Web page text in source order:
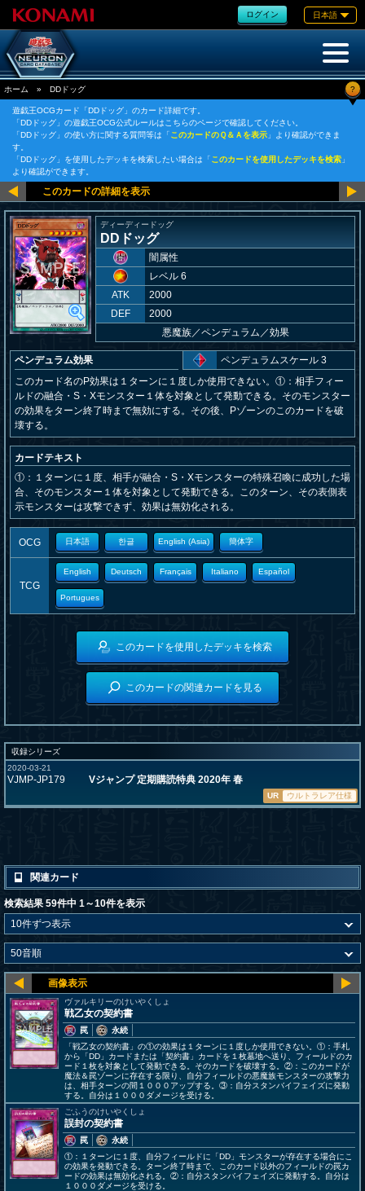
ログイン 日本語
ホーム » DDドッグ ?
遊戯王OCGカード「DDドッグ」のカード詳細です。
「DDドッグ」の遊戯王OCG公式ルールはこちらのページで確認してください。
「DDドッグ」の使い方に関する質問等は「このカードのＱ＆Ａを表示 」より確認ができま
す。
「DDドッグ」を使用したデッキを検索したい場合は「このカードを使用したデッキを検索 」
より確認ができます。
ディーディードッグ
DDドッグ
闇属性
レベル 6
ATK
2000
DEF
2000
悪魔族／ペンデュラム／効果
ペンデュラム効果
ペンデュラムスケール 3
このカード名のP効果は１ターンに１度しか使用できない。①：相手フィー
ルドの融合・S・Xモンスター１体を対象として発動できる。そのモンスター
の効果をターン終了時まで無効にする。その後、Pゾーンのこのカードを破
壊する。
カードテキスト
①：１ターンに１度、相手が融合・S・Xモンスターの特殊召喚に成功した場
合、そのモンスター１体を対象として発動できる。このターン、その表側表
示モンスターは攻撃できず、効果は無効化される。
OCG 日本語 한글 English (Asia) 簡体字
TCG
English Deutsch Français Italiano Español
Portugues
このカードを使用したデッキを検索
このカードの関連カードを見る
収録シリーズ
2020-03-21
VJMP-JP179 Vジャンプ 定期購読特典 2020年 春
UR ウルトラレア仕様
関連カード
検索結果 59件中 1～10件を表示
ヴァルキリーのけいやくしょ
戦乙女の契約書
罠
永続
「戦乙女の契約書」の①の効果は１ターンに１度しか使用できない。①：手札
から「DD」カードまたは「契約書」カードを１枚墓地へ送り、フィールドのカ
ード１枚を対象として発動できる。そのカードを破壊する。②：このカードが
魔法＆罠ゾーンに存在する限り、自分フィールドの悪魔族モンスターの攻撃力
は、相手ターンの間１０００アップする。③：自分スタンバイフェイズに発動
する。自分は１０００ダメージを受ける。
ごふうのけいやくしょ
誤封の契約書
罠
永続
①：１ターンに１度、自分フィールドに「DD」モンスターが存在する場合にこ
の効果を発動できる。ターン終了時まで、このカード以外のフィールドの罠カ
ードの効果は無効化される。②：自分スタンバイフェイズに発動する。自分は
１０００ダメージを受ける。